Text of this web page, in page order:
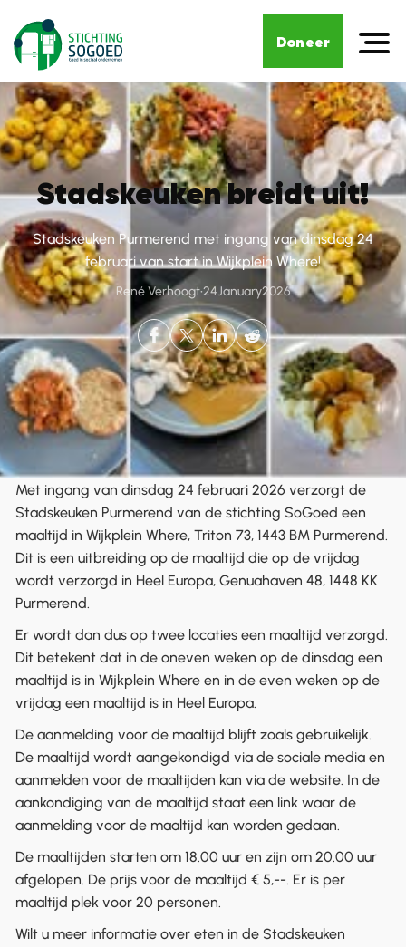
Doneer
Stadskeuken breidt uit!
Stadskeuken Purmerend met ingang van dinsdag 24
februari van start in Wijkplein Where!
René Verhoogt•24January2026
Met ingang van dinsdag 24 februari 2026 verzorgt de
Stadskeuken Purmerend van de stichting SoGoed een
maaltijd in Wijkplein Where, Triton 73, 1443 BM Purmerend.
Dit is een uitbreiding op de maaltijd die op de vrijdag
wordt verzorgd in Heel Europa, Genuahaven 48, 1448 KK
Purmerend.
Er wordt dan dus op twee locaties een maaltijd verzorgd.
Dit betekent dat in de oneven weken op de dinsdag een
maaltijd is in Wijkplein Where en in de even weken op de
vrijdag een maaltijd is in Heel Europa.
De aanmelding voor de maaltijd blijft zoals gebruikelijk.
De maaltijd wordt aangekondigd via de sociale media en
aanmelden voor de maaltijden kan via de website. In de
aankondiging van de maaltijd staat een link waar de
aanmelding voor de maaltijd kan worden gedaan.
De maaltijden starten om 18.00 uur en zijn om 20.00 uur
afgelopen. De prijs voor de maaltijd € 5,--. Er is per
maaltijd plek voor 20 personen.
Wilt u meer informatie over eten in de Stadskeuken